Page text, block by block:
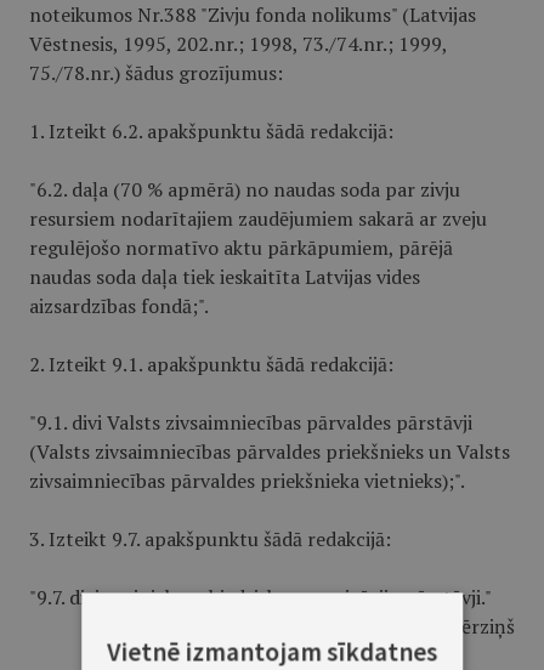
noteikumos Nr.388 "Zivju fonda nolikums" (Latvijas
Vēstnesis, 1995, 202.nr.; 1998, 73./74.nr.; 1999,
75./78.nr.) šādus grozījumus:
1. Izteikt 6.2. apakšpunktu šādā redakcijā:
"6.2. daļa (70 % apmērā) no naudas soda par zivju
resursiem nodarītajiem zaudējumiem sakarā ar zveju
regulējošo normatīvo aktu pārkāpumiem, pārējā
naudas soda daļa tiek ieskaitīta Latvijas vides
aizsardzības fondā;".
2. Izteikt 9.1. apakšpunktu šādā redakcijā:
"9.1. divi Valsts zivsaimniecības pārvaldes pārstāvji
(Valsts zivsaimniecības pārvaldes priekšnieks un Valsts
zivsaimniecības pārvaldes priekšnieka vietnieks);".
3. Izteikt 9.7. apakšpunktu šādā redakcijā:
"9.7. divi zvejnieku sabiedrisko organizāciju pārstāvji."
Ministru prezidents A.Bērziņš
Vietnē izmantojam sīkdatnes